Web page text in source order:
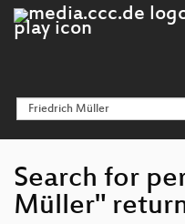
Search for
Müller"